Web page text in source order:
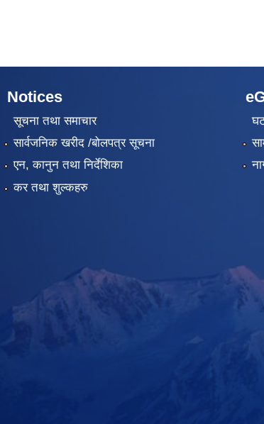
Notices
सूचना तथा समाचार
सार्वजनिक खरीद /बोलपत्र सूचना
एन, कानुन तथा निर्देशिका
कर तथा शुल्कहरु